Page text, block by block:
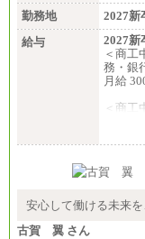
勤務地
2027新
給与
2027新
＜商工
務・銀
月給
＜商
安心して働ける未来
古賀 翼 さん